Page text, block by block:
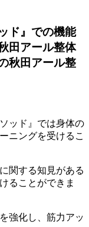
ド』での機能
田アール整体
秋田アール整
ッド』では身体の
ニングを受けるこ
関する知見がある
ることができま
強化し、筋力アッ